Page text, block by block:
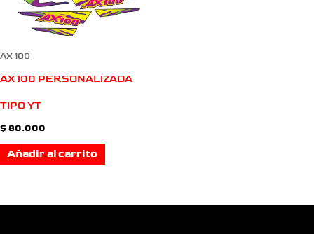
AX 100
AX 100 PERSONALIZADA
TIPO YT
$ 80.000
Añadir al carrito